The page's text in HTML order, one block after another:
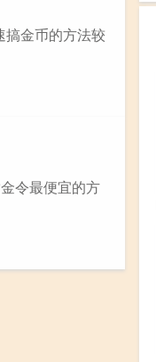
搞金币的方法较
令最便宜的方